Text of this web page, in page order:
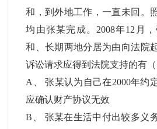
和，到外地工作，一直未回。
均由张某完成。2008年12月
和、长期两地分居为由向法院
诉讼请求应得到法院支持的有
A
、张某认为自己在2000年约
应确认财产协议无效
B
张某在生活中付出较多义